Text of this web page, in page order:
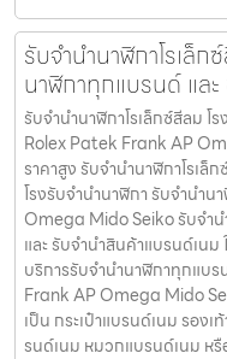
รับจำนำนาฬิกาโรเล็ก
นาฬิกาทุกแบรนด์ แล
รับจำนำนาฬิกาโรเล็กซ์สีลม
Rolex Patek Frank AP
ราคาสูง รับจำนำนาฬิกาโรเล็
โรงรับจำนำนาฬิกา รับจำนำ
Omega Mido Seiko รับจำ
และ รับจำนำสินค้าแบรนด์เนม
บริการรับจำนำนาฬิกาทุกแบร
Frank AP Omega Mido
เป็น กระเป๋าแบรนด์เนม รอง
รนด์เนม หมวกแบรนด์เนม ห